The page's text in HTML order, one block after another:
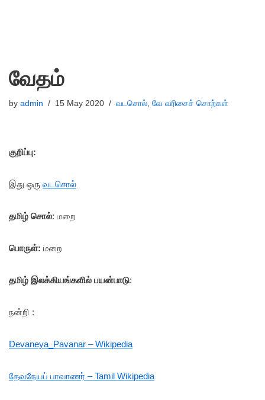
வேதம்
by admin 15 May 2020 வடசொல், வே வரிசைச் சொற்கள்
குறிப்பு:
இது ஒரு வடசொல்
தமிழ் சொல்: மறை
பொருள்: மறை
தமிழ் இலக்கியங்களில் பயன்பாடு:
நன்றி :
Devaneya_Pavanar – Wikipedia
தேவநேயப் பாவாணர் – Tamil Wikipedia